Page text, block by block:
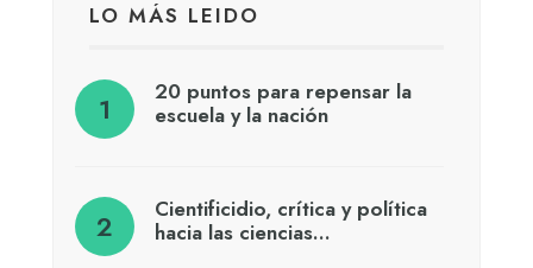
LO MÁS LEIDO
20 puntos para repensar la
escuela y la nación
Cientificidio, crítica y política
hacia las ciencias…